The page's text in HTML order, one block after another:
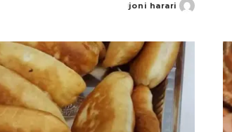
Posted
joni harari